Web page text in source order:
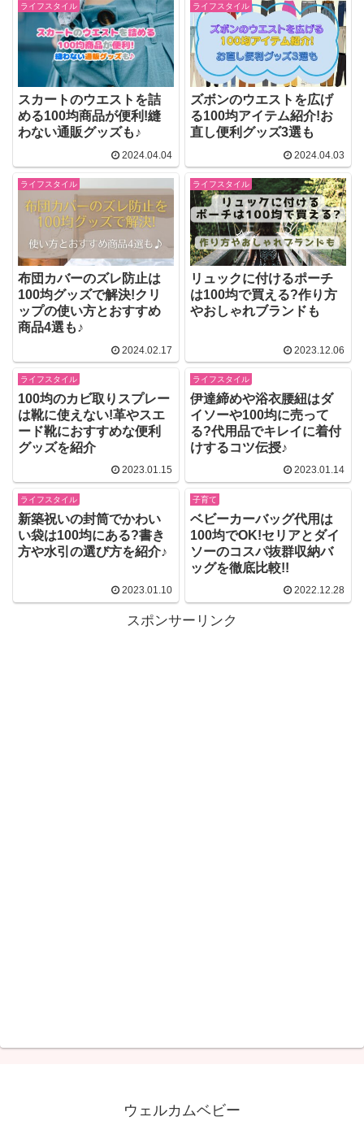
ライフスタイル
スカートのウエストを詰
める100均商品が便利!縫
わない通販グッズも♪
2024.04.04
ライフスタイル
ズボンのウエストを広げ
る100均アイテム紹介!お
直し便利グッズ3選も
2024.04.03
ライフスタイル
布団カバーのズレ防止は
100均グッズで解決!クリ
ップの使い方とおすすめ
商品4選も♪
2024.02.17
ライフスタイル
リュックに付けるポーチ
は100均で買える?作り方
やおしゃれブランドも
2023.12.06
ライフスタイル
100均のカビ取りスプレー
は靴に使えない!革やスエ
ード靴におすすめな便利
グッズを紹介
2023.01.15
ライフスタイル
伊達締めや浴衣腰紐はダ
イソーや100均に売って
る?代用品でキレイに着付
けするコツ伝授♪
2023.01.14
ライフスタイル
新築祝いの封筒でかわい
い袋は100均にある?書き
方や水引の選び方を紹介♪
2023.01.10
子育て
ベビーカーバッグ代用は
100均でOK!セリアとダイ
ソーのコスパ抜群収納バ
ッグを徹底比較!!
2022.12.28
スポンサーリンク
ウェルカムベビー